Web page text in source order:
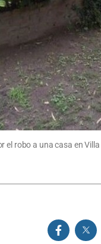
el robo a una casa en